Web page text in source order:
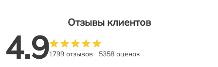
Отзывы клиентов
4.91799 отзывов 5358 оценок